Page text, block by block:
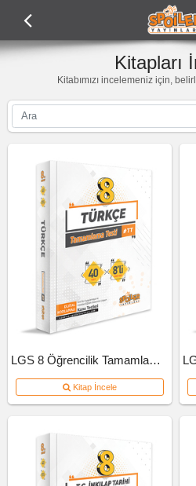
Kitapları
Kitabımızı incelemeniz için,
LGS 8 Öğrencilik Tamamlama Testi Türkçe
Kitap İncele